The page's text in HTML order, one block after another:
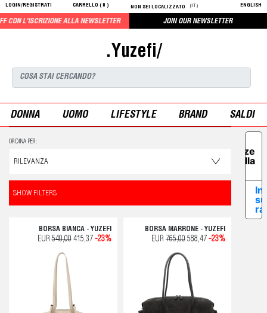
LOGIN/REGISTRATI CARRELLO ( 0 ) NON SEI LOCALIZZATO (IT) ENGLISH
L'ISCRIZIONE ALLA NEWSLETTER JOIN OUR NEWSLETTER
.Yuzefi/
DONNA UOMO LIFESTYLE BRAND SALDI
ORDINA PER:
SHOW FILTERS
BORSA BIANCA - YUZEFI
EUR540,00415,37 -23%
BORSA MARRONE - YUZEFI
EUR 765,00 588,47 -23%
preferenze
relative alla